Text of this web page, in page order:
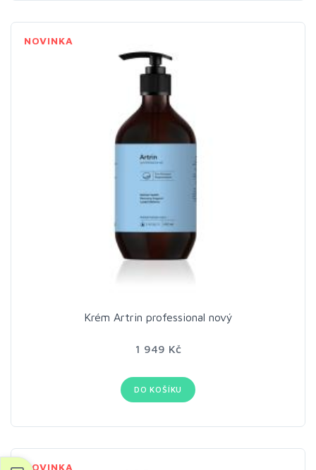
NOVINKA
Krém Artrin professional nový
1 949 Kč
DO KOŠÍKU
NOVINKA